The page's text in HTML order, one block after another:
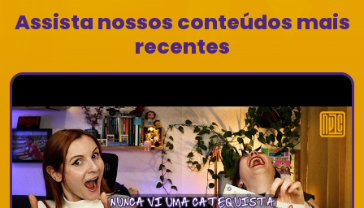
Assista nossos conteúdos mais
recentes